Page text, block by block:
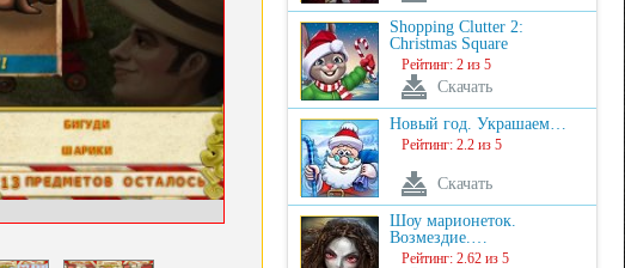
Shopping Clutter 2:
Christmas Square
Рейтинг: 2 из 5
Скачать
Новый год. Украшаем…
Рейтинг: 2.2 из 5
Скачать
Шоу марионеток.
Возмездие.…
Рейтинг: 2.62 из 5